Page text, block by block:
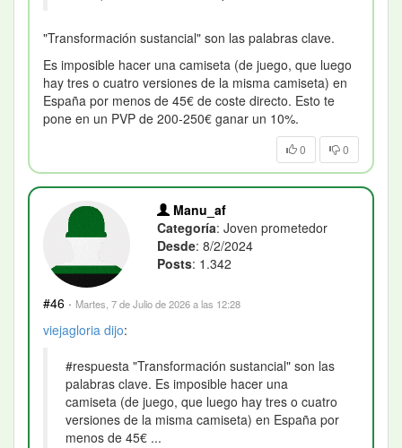
"Transformación sustancial" son las palabras clave.
Es imposible hacer una camiseta (de juego, que luego
hay tres o cuatro versiones de la misma camiseta) en
España por menos de 45€ de coste directo. Esto te
pone en un PVP de 200-250€ ganar un 10%.
0 0
Manu_af
Categoría: Joven prometedor
Desde: 8/2/2024
Posts: 1.342
#46 · Martes, 7 de Julio de 2026 a las 12:28
viejagloria dijo:
#respuesta "Transformación sustancial" son las
palabras clave. Es imposible hacer una
camiseta (de juego, que luego hay tres o cuatro
versiones de la misma camiseta) en España por
menos de 45€ ...